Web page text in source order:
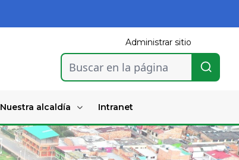
Administrar sitio
Buscar en la página
Nuestra alcaldía Intranet